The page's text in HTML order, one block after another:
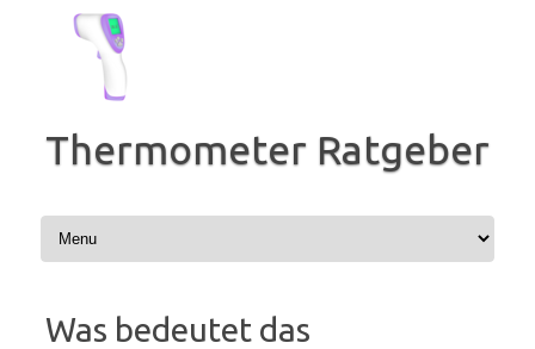
springen
Thermometer Ratgeber
Was bedeutet das